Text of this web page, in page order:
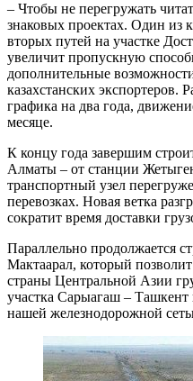
– Чтобы не перегружать
знаковых проектах. Один из
вторых путей на участке
увеличит пропускную
дополнительные
казахстанских экспортеров.
графика на два года,
месяце.
К концу года завершим
Алматы – от станции
транспортный узел
перевозках. Новая ветка
сократит время доставки
Параллельно продолжается
Мактаарал, который
страны Центральной Азии
участка Сарыагаш –
нашей железнодорожной